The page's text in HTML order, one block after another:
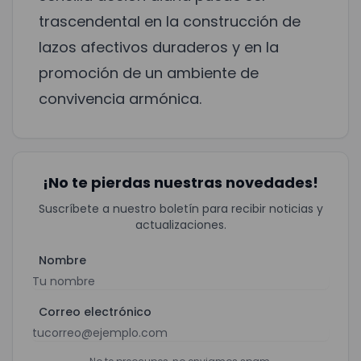
trascendental en la construcción de
lazos afectivos duraderos y en la
promoción de un ambiente de
convivencia armónica.
¡No te pierdas nuestras novedades!
Suscríbete a nuestro boletín para recibir noticias y
actualizaciones.
Nombre
Correo electrónico